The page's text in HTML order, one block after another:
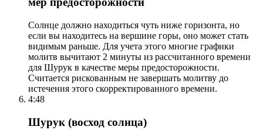
Солнце должно находиться чуть ниже горизонта, но
если вы находитесь на вершине горы, оно может стать
видимым раньше. Для учета этого многие графики
молитв вычитают 2 минуты из рассчитанного времени
для Шурук в качестве меры предосторожности.
Считается рискованным не завершать молитву до
истечения этого скорректированного времени.
4:48
Шурук (восход солнца)